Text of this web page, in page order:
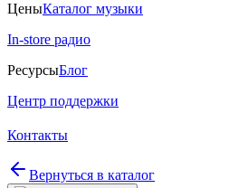
ЦеныКаталог музыки
In-store радио
РесурсыБлог
Центр поддержки
Контакты
Вернуться в каталог